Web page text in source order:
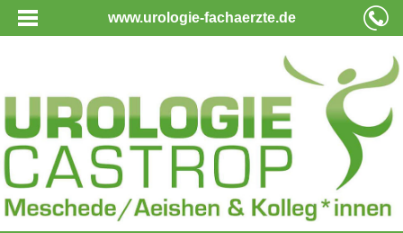
www.urologie-fachaerzte.de